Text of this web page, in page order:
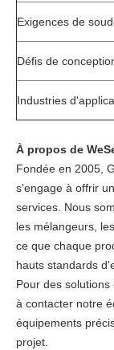
Exigences de
Défis de
Industries
À propos de
Fondée en 2005,
s'engage à offrir
services. Nous
les mélangeurs,
ce que chaque
hauts standards
Pour des
à contacter notre
équipements
projet.